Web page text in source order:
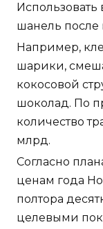
Использовать
шанель после
Например,
шарики,
кокосовой
шоколад. По
количество
млрд.
Согласно
ценам года
полтора
целевыми